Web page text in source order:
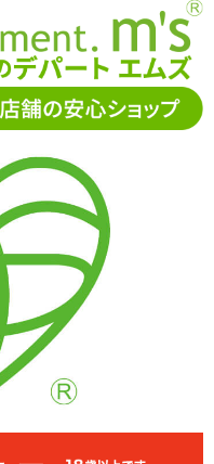
11-15時まで受付（土日
ティングドール」